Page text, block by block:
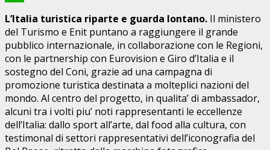
WhatsApp
L’Italia turistica riparte e guarda lontano. Il ministero
del Turismo e Enit puntano a raggiungere il grande
pubblico internazionale, in collaborazione con le Regioni,
con le partnership con Eurovision e Giro d’Italia e il
sostegno del Coni, grazie ad una campagna di
promozione turistica destinata a molteplici nazioni del
mondo. Al centro del progetto, in qualita’ di ambassador,
alcuni tra i volti piu’ noti rappresentanti le eccellenze
dell’Italia: dallo sport all’arte, dal food alla cultura, con
testimonal di settori rappresentativi dell’iconografia del